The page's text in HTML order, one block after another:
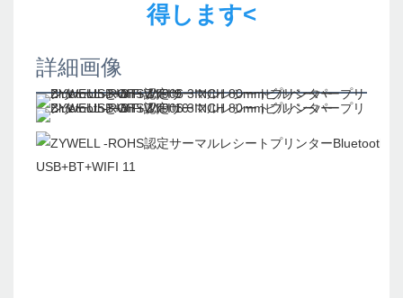
得します<
詳細画像